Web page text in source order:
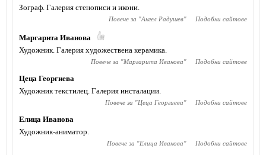
Зограф. Галерия стенописи и икони.
Повече за "Ангел Радушев" Подобни сайтове
Маргарита Иванова
Художник. Галерия художествена керамика.
Повече за "Маргарита Иванова" Подобни сайтове
Цеца Георгиева
Художник текстилец. Галерия инсталации.
Повече за "Цеца Георгиева" Подобни сайтове
Елица Иванова
Художник-аниматор.
Повече за "Елица Иванова" Подобни сайтове